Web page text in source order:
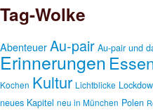
Tag-Wolke
AbenteuerAu-pair Au-pair und
Erinnerungen
Kochen Kultur Lichtblicke
neues Kapitel neu in München Polen